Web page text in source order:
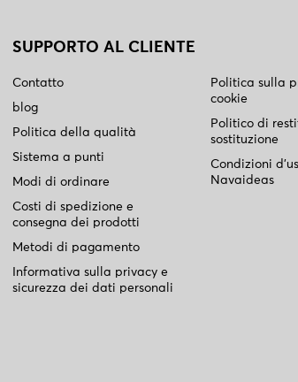
SUPPORTO AL CLIENTE
Contatto
blog
Politica della qualità
Sistema a punti
Modi di ordinare
Costi di spedizione e
consegna dei prodotti
Metodi di pagamento
Informativa sulla privacy e
sicurezza dei dati personali
Politica sulla
cookie
Politico di
sostituzione
Condizioni
Navaideas